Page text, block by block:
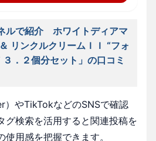
ルで紹介 ホワイトディアマ
リンクルクリームＩＩ “フォ
．２個分セット」の口コミ
）やTikTokなどのSNSで確認
グ検索を活用すると関連投稿を
用感を把握できます。